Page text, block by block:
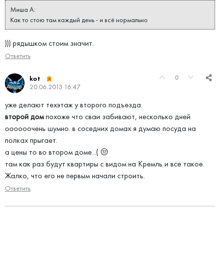
Миша А:
Как то стою там каждый день - и всё нормально
))) рядышком стоим значит.
Ответить
0
kot
20.06.2013 16:47
уже делают техэтаж у второго подъезда.
второй домпохоже что сваи забивают, несколько дней
оооооочень шумно. в соседних домах я думаю посуда на
полках прыгает.
а цены то во втором доме...( 😒
там как раз будут квартиры с видом на Кремль и все такое.
Жалко, что его не первым начали строить.
Ответить